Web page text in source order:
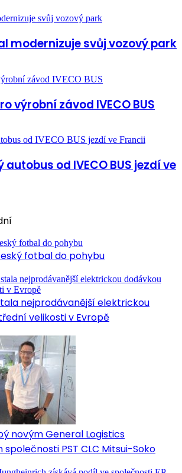
modernizuje svůj vozový park
výrobní závod IVECO BUS
od IVECO BUS jezdí ve
fotbal do pohybu
nejprodávanější elektrickou
velikosti v Evropě
novým General Logistics
PST CLC Mitsui-Soko